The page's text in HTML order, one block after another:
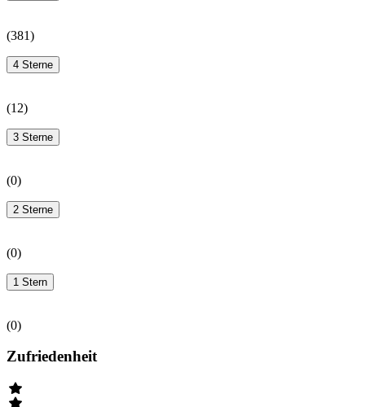
(381)
4 Sterne
(12)
3 Sterne
(0)
2 Sterne
(0)
1 Stern
(0)
Zufriedenheit